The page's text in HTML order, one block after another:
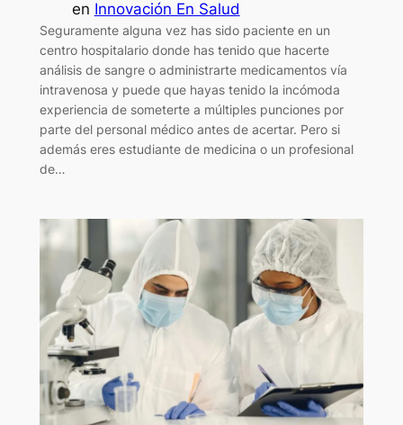
en Innovación En Salud
Seguramente alguna vez has sido paciente en un
centro hospitalario donde has tenido que hacerte
análisis de sangre o administrarte medicamentos vía
intravenosa y puede que hayas tenido la incómoda
experiencia de someterte a múltiples punciones por
parte del personal médico antes de acertar. Pero si
además eres estudiante de medicina o un profesional
de…